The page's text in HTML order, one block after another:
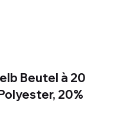
Beutel à 20
20%